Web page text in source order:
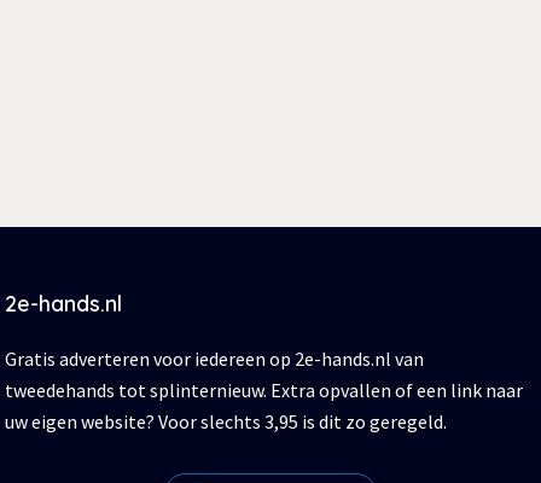
2e-hands.nl
Gratis adverteren voor iedereen op 2e-hands.nl van
tweedehands tot splinternieuw. Extra opvallen of een link naar
uw eigen website? Voor slechts 3,95 is dit zo geregeld.